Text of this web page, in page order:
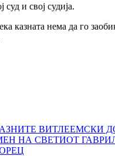
и свој судија.
казната нема да го
ВИТЛЕЕМСКИ
НА СВЕТИОТ